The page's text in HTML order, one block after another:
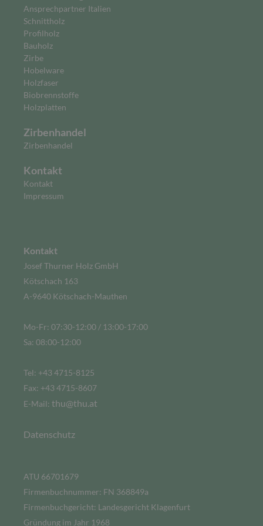
Ansprechpartner Italien
Schnittholz
Profilholz
Bauholz
Zirbe
Hobelware
Holzfaser
Biobrennstoffe
Holzplatten
Zirbenhandel
Zirbenhandel
Kontakt
Kontakt
Impressum
Kontakt
Josef Thurner Holz GmbH
Kötschach 163
A-9640 Kötschach-Mauthen
Mo-Fr: 07:30-12:00 / 13:00-17:00
Sa: 08:00-12:00
Tel: +43 4715-8125
Fax: +43 4715-8607
E-Mail: thu@thu.at
Datenschutz
ATU 66701679
Firmenbuchnummer: FN 368849a
Firmenbuchgericht: Landesgericht Klagenfurt
Gründung im Jahr 1968